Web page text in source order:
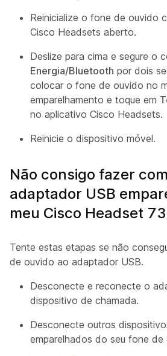
Reinicialize o fone de ouvido
Cisco Headsets aberto.
Deslize para cima e segure o
Energia/Bluetooth por dois
colocar o fone de ouvido no
emparelhamento e toque em
no aplicativo Cisco Headsets.
Reinicie o dispositivo móvel.
Não consigo fazer
adaptador USB
meu Cisco Headset
Tente estas etapas se não
de ouvido ao adaptador USB.
Desconecte e reconecte o
dispositivo de chamada.
Desconecte outros
emparelhados do seu fone de